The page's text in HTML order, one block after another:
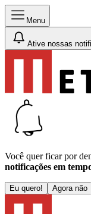
Menu
Ative nossas
Você quer ficar por
notificações em
Eu quero! Agora não